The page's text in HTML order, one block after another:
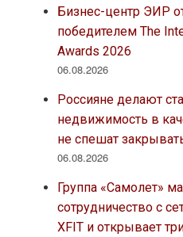
Бизнес-центр ЭИР
победителем The
Awards 2026
06.08.2026
Россияне делают
недвижимость в
не спешат
06.08.2026
Группа «Самолет»
сотрудничество с
XFIT и открывает